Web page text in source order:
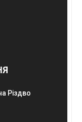
Різдво